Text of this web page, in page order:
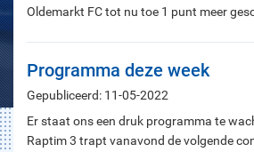
Oldemarkt FC tot nu toe 1 punt meer
Programma deze week
Gepubliceerd: 11-05-2022
Er staat ons een druk programma te
Raptim 3 trapt vanavond de volgende